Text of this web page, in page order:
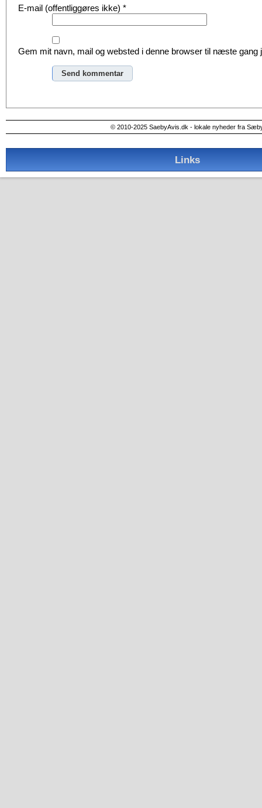
E-mail (offentliggøres ikke) *
Gem mit navn, mail og websted i denne browser til næste gang
© 2010-2025 SaebyAvis.dk - lokale nyheder fra
Links